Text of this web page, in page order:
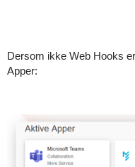
Dersom ikke Web Hooks
Apper: